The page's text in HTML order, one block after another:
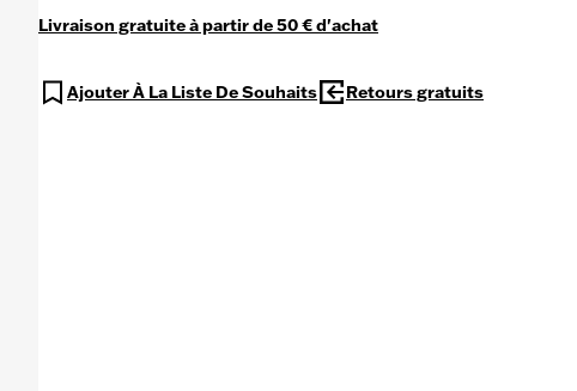
Livraison gratuite à partir de 50 € d'achat
Ajouter À La Liste De Souhaits Retours gratuits